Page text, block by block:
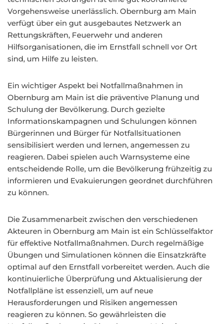
Vorgehensweise unerlässlich. Obernburg am Main
verfügt über ein gut ausgebautes Netzwerk an
Rettungskräften, Feuerwehr und anderen
Hilfsorganisationen, die im Ernstfall schnell vor Ort
sind, um Hilfe zu leisten.
Ein wichtiger Aspekt bei Notfallmaßnahmen in
Obernburg am Main ist die präventive Planung und
Schulung der Bevölkerung. Durch gezielte
Informationskampagnen und Schulungen können
Bürgerinnen und Bürger für Notfallsituationen
sensibilisiert werden und lernen, angemessen zu
reagieren. Dabei spielen auch Warnsysteme eine
entscheidende Rolle, um die Bevölkerung frühzeitig zu
informieren und Evakuierungen geordnet durchführen
zu können.
Die Zusammenarbeit zwischen den verschiedenen
Akteuren in Obernburg am Main ist ein Schlüsselfaktor
für effektive Notfallmaßnahmen. Durch regelmäßige
Übungen und Simulationen können die Einsatzkräfte
optimal auf den Ernstfall vorbereitet werden. Auch die
kontinuierliche Überprüfung und Aktualisierung der
Notfallpläne ist essenziell, um auf neue
Herausforderungen und Risiken angemessen
reagieren zu können. So gewährleisten die